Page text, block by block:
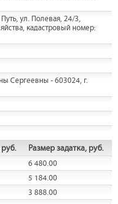
ул. Полевая, 24/3,
кадастровый номер:
Сергеевны - 603024, г.
Размер задатка, руб.
6 480.00
5 184.00
3 888.00